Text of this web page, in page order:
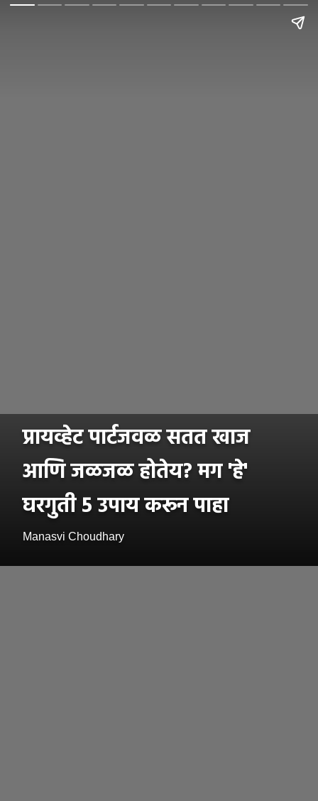
प्रायव्हेट पार्टजवळ सतत खाज
आणि जळजळ होतेय? मग 'हे'
घरगुती 5 उपाय करून पाहा
Manasvi Choudhary